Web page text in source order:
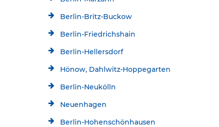
Berlin-Britz-Buckow
Berlin-Friedrichshain
Berlin-Hellersdorf
Hönow, Dahlwitz-Hoppegarten
Berlin-Neukölln
Neuenhagen
Berlin-Hohenschönhausen